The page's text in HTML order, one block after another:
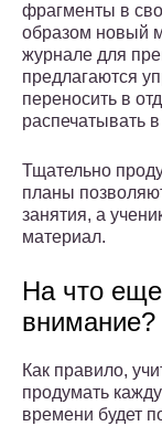
фрагменты в
образом новый
журнале для
предлагаются
переносить в
распечатывать
Тщательно
планы
занятия, а
материал.
На что еще
внимание?
Как правило,
продумать
времени будет